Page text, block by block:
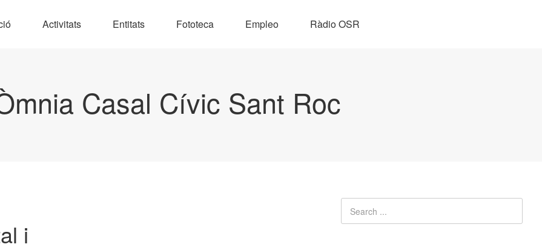
Activitats Entitats Fototeca Empleo Ràdio OSR
Casal Cívic Sant Roc
i